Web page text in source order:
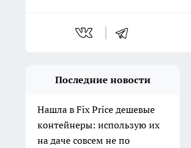
Последние новости
Нашла в Fix Price дешевые
контейнеры: использую их
на даче совсем не по